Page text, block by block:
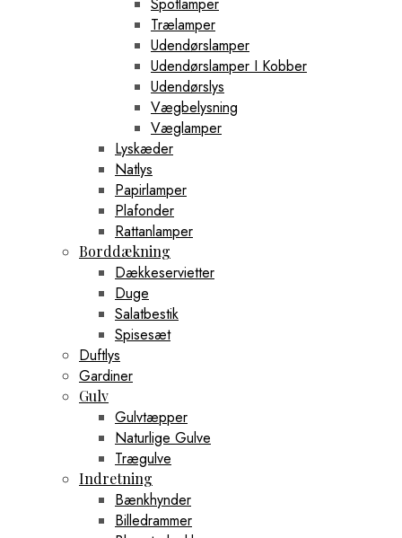
Trælamper
Udendørslamper
Udendørslamper I Kobber
Udendørslys
Vægbelysning
Væglamper
Lyskæder
Natlys
Papirlamper
Plafonder
Rattanlamper
Borddækning
Dækkeservietter
Duge
Salatbestik
Spisesæt
Duftlys
Gardiner
Gulv
Gulvtæpper
Naturlige Gulve
Trægulve
Indretning
Bænkhynder
Billedrammer